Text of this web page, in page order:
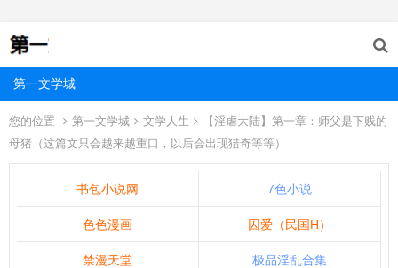
第一文学城
您的位置 第一文学城 文学人生
【淫虐大陆】第一章：师父是下贱的
母猪（这篇文只会越来越重口，以后会出现猎奇等等）
书包小说网 7色小说
色色漫画 囚爱（民国H）
禁漫天堂 极品淫乱合集